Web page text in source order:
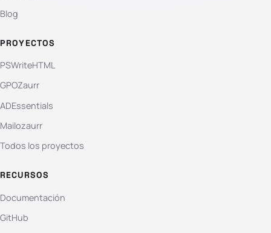
Blog
PROYECTOS
PSWriteHTML
GPOZaurr
ADEssentials
Mailozaurr
Todos los proyectos
RECURSOS
Documentación
GitHub